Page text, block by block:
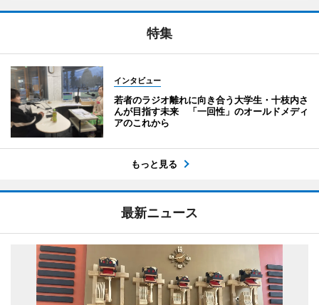
特集
インタビュー
若者のラジオ離れに向き合う大学生・十枝内さ
んが目指す未来 「一回性」のオールドメディ
アのこれから
もっと見る
最新ニュース